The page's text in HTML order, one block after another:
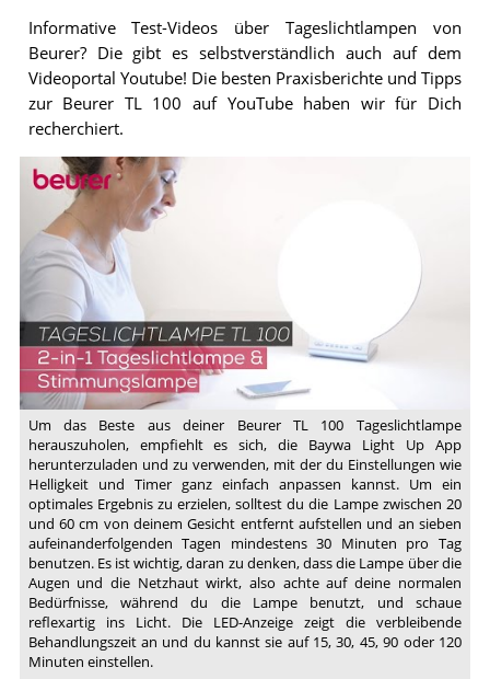
Informative Test-Videos über Tageslichtlampen von
Beurer? Die gibt es selbstverständlich auch auf dem
Videoportal Youtube! Die besten Praxisberichte und Tipps
zur Beurer TL 100 auf YouTube haben wir für Dich
recherchiert.
Video:
Quick
Start
Video
der
Tageslichtlampe
TL
100
von
Beurer
Um das Beste aus deiner Beurer TL 100 Tageslichtlampe
herauszuholen, empfiehlt es sich, die Baywa Light Up App
herunterzuladen und zu verwenden, mit der du Einstellungen wie
Helligkeit und Timer ganz einfach anpassen kannst. Um ein
optimales Ergebnis zu erzielen, solltest du die Lampe zwischen 20
und 60 cm von deinem Gesicht entfernt aufstellen und an sieben
aufeinanderfolgenden Tagen mindestens 30 Minuten pro Tag
benutzen. Es ist wichtig, daran zu denken, dass die Lampe über die
Augen und die Netzhaut wirkt, also achte auf deine normalen
Bedürfnisse, während du die Lampe benutzt, und schaue
reflexartig ins Licht. Die LED-Anzeige zeigt die verbleibende
Behandlungszeit an und du kannst sie auf 15, 30, 45, 90 oder 120
Minuten einstellen.